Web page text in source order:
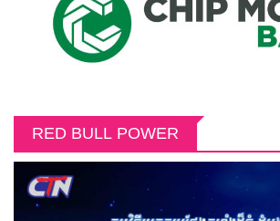
RED BULL POWER